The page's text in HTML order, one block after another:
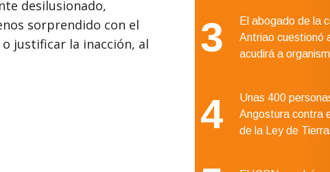
desilusionado,
sorprendido con el
justificar la inacción, al
3
El abogado de la
Antriao cuestionó
acudirá a
4
Unas 400
Angostura contra
de la Ley de